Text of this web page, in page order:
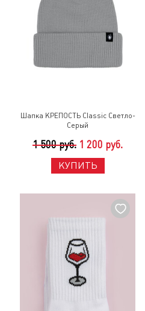
Шапка КРЕПОСТЬ Classic Светло-
Серый
1 500 руб. 1 200 руб.
КУПИТЬ